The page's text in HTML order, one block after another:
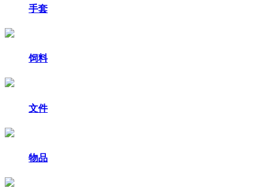
手套
饲料
文件
物品